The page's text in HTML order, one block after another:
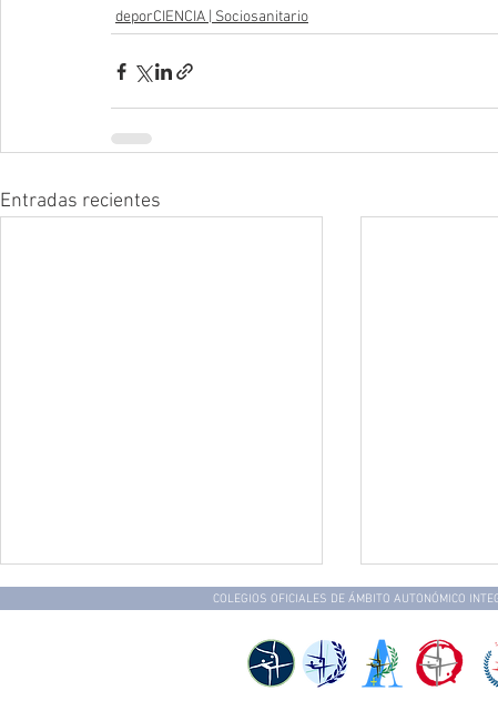
deporCIENCIA | Sociosanitario
Entradas recientes
COLEGIOS OFICIALES DE ÁMBITO AUTONÓMICO